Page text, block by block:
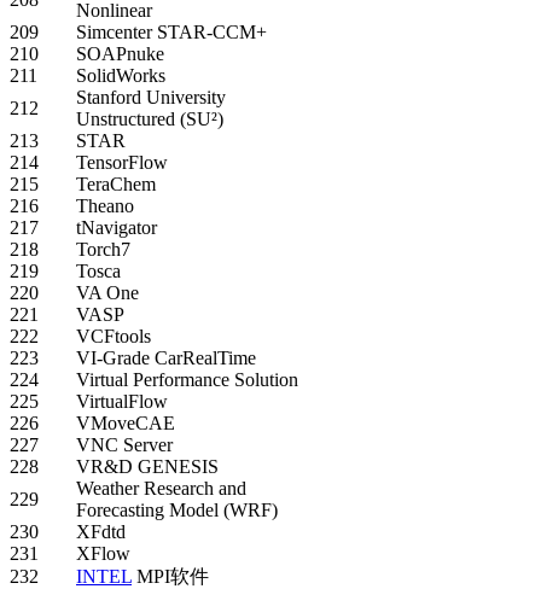
Nonlinear
209
Simcenter STAR-CCM+
210
SOAPnuke
211
SolidWorks
212
Stanford University
Unstructured (SU²)
213
STAR
214
TensorFlow
215
TeraChem
216
Theano
217
tNavigator
218
Torch7
219
Tosca
220
VA One
221
VASP
222
VCFtools
223
VI-Grade CarRealTime
224
Virtual Performance Solution
225
VirtualFlow
226
VMoveCAE
227
VNC Server
228
VR&D GENESIS
229
Weather Research and
Forecasting Model (WRF)
230
XFdtd
231
XFlow
232
INTEL MPI软件